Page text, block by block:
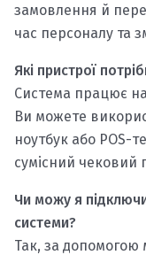
замовлення й
час персоналу та
Які пристрої
Система працює
Ви можете
ноутбук або POS-
сумісний чековий
Чи можу я
системи?
Так, за